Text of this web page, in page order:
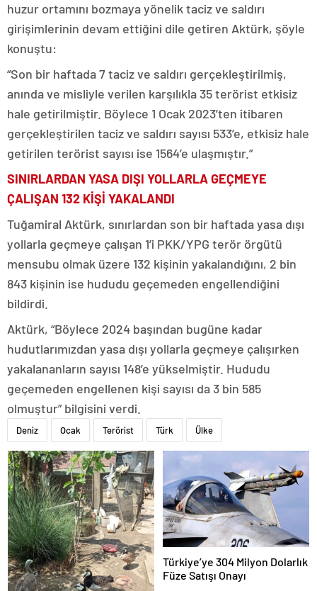
huzur ortamını bozmaya yönelik taciz ve saldırı
girişimlerinin devam ettiğini dile getiren Aktürk, şöyle
konuştu:
“Son bir haftada 7 taciz ve saldırı gerçekleştirilmiş,
anında ve misliyle verilen karşılıkla 35 terörist etkisiz
hale getirilmiştir. Böylece 1 Ocak 2023’ten itibaren
gerçekleştirilen taciz ve saldırı sayısı 533’e, etkisiz hale
getirilen terörist sayısı ise 1564’e ulaşmıştır.”
SINIRLARDAN YASA DIŞI YOLLARLA GEÇMEYE
ÇALIŞAN 132 KİŞİ YAKALANDI
Tuğamiral Aktürk, sınırlardan son bir haftada yasa dışı
yollarla geçmeye çalışan 1’i PKK/YPG terör örgütü
mensubu olmak üzere 132 kişinin yakalandığını, 2 bin
843 kişinin ise hududu geçemeden engellendiğini
bildirdi.
Aktürk, “Böylece 2024 başından bugüne kadar
hudutlarımızdan yasa dışı yollarla geçmeye çalışırken
yakalananların sayısı 148’e yükselmiştir. Hududu
geçemeden engellenen kişi sayısı da 3 bin 585
olmuştur” bilgisini verdi.
Deniz Ocak Terörist Türk Ülke
Türkiye’ye 304 Milyon Dolarlık
Füze Satışı Onayı